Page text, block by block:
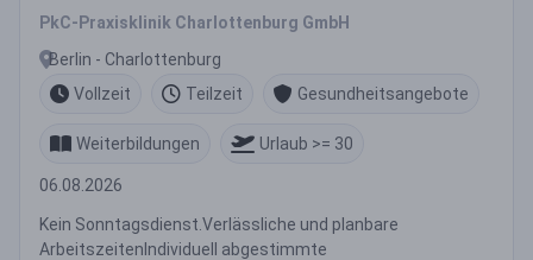
PkC-Praxisklinik Charlottenburg GmbH
Berlin - Charlottenburg
Vollzeit
Teilzeit Gesundheitsangebote
Weiterbildungen Urlaub >= 30
06.08.2026
Kein Sonntagsdienst.Verlässliche und planbare
ArbeitszeitenIndividuell abgestimmte